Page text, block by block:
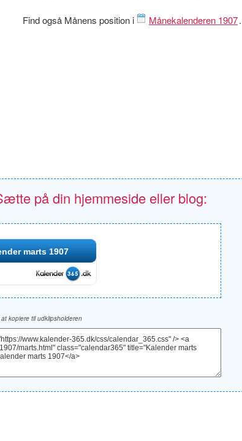
Find også Månens position i Månekalenderen 1907.
på din hjemmeside eller blog:
marts 1907
kopiere til udklipsholderen